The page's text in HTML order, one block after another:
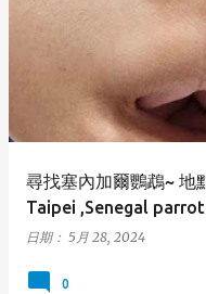
尋找塞內加爾鸚鵡~ 地
Taipei ,Senegal parrot
日期： 5月 28, 2024
0